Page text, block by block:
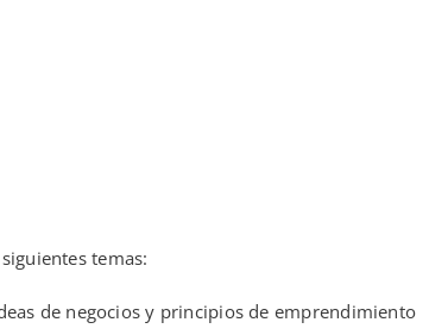
temas:
de negocios y principios de emprendimiento